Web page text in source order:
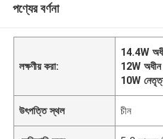
পণ্যের বর্ণনা
লক্ষণীয় করা:
14.4W
12W
10W
উৎপত্তি স্থল চীন